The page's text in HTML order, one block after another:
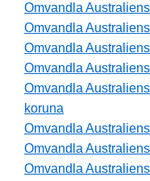
Omvandla
Omvandla
Omvandla
Omvandla
Omvandla
koruna
Omvandla
Omvandla
Omvandla